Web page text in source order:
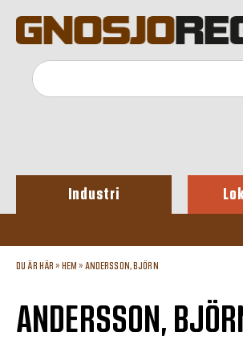
Industri
DU ÄR HÄR » HEM » ANDERSSON, BJÖRN
ANDERSSON,